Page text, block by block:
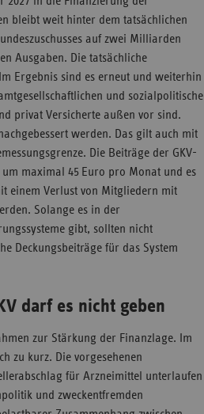
bleibt weit hinter dem tatsächlichen
auf zwei Milliarden
Ausgaben. Die tatsächliche
Ergebnis sind es erneut und weiterhin
und sozialpolitische
privat Versicherte außen vor sind.
werden. Das gilt auch mit
Die Beiträge der GKV-
maximal 45 Euro pro Monat und es
einem Verlust von Mitgliedern mit
Solange es in der
gibt, sollten nicht
Deckungsbeiträge für das System
darf es nicht geben
zur Stärkung der Finanzlage. Im
zu kurz. Die vorgesehenen
für Arzneimittel unterlaufen
und zweckentfremden